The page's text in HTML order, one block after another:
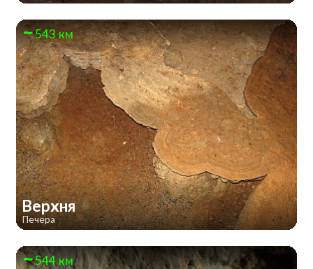
543 км
Верхня
Печера
544 км